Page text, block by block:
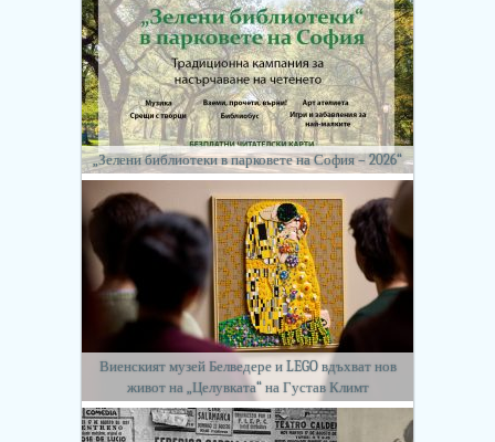
„Зелени библиотеки в парковете на София – 2026“
Виенският музей Белведере и LEGO вдъхват нов
живот на „Целувката“ на Густав Климт